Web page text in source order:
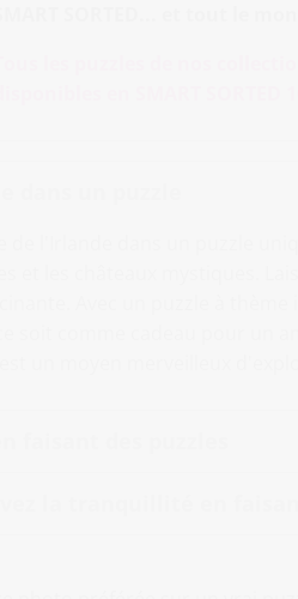
SMART SORTED... et tout le
Tous les puzzles de nos
disponibles en SMART SORTED
de l'Irlande dans un puzzle
et les châteaux mystiques.
Avec un puzzle à
soit comme cadeau pour un
un moyen merveilleux
la tranquillité en